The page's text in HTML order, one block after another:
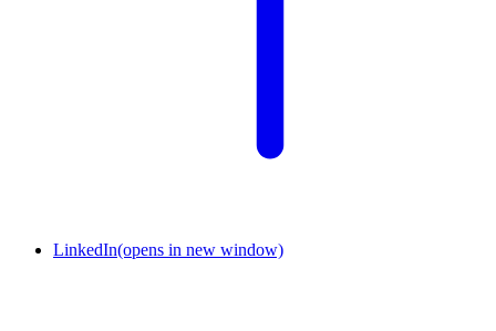
LinkedIn(opens in new window)